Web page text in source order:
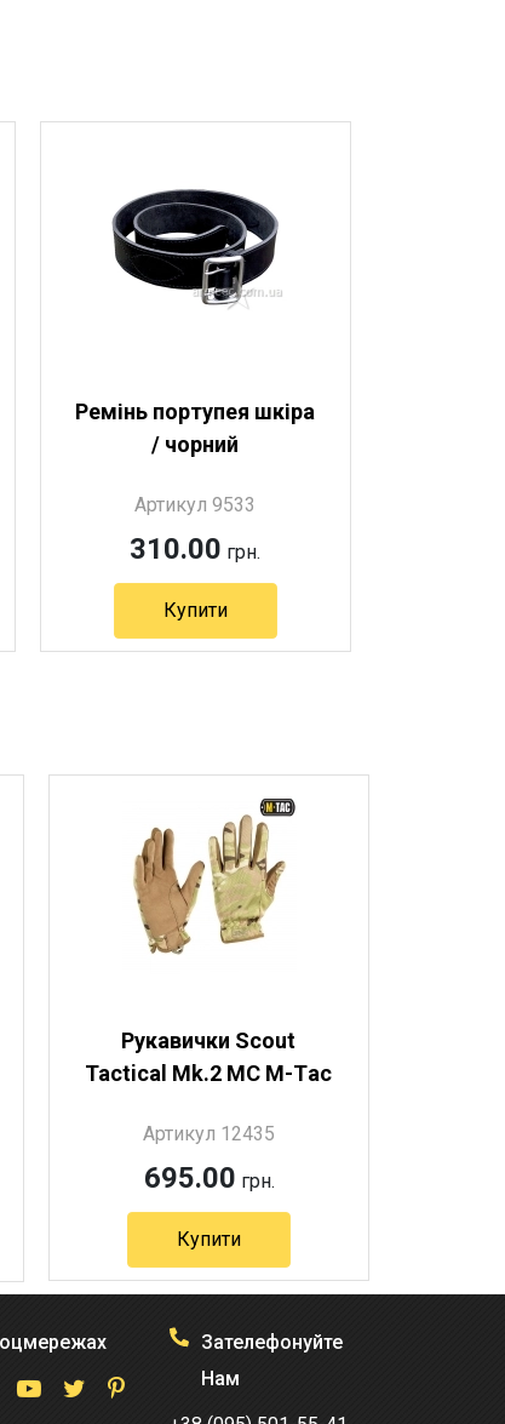
Ремінь портупея шкіра
/ чорний
Артикул 9533
310.00 грн.
Купити
Рукавички Scout
Tactical Mk.2 MC М-Тac
Артикул 12435
695.00 грн.
Купити
Артикул 12435
Зателефонуйте
Нам